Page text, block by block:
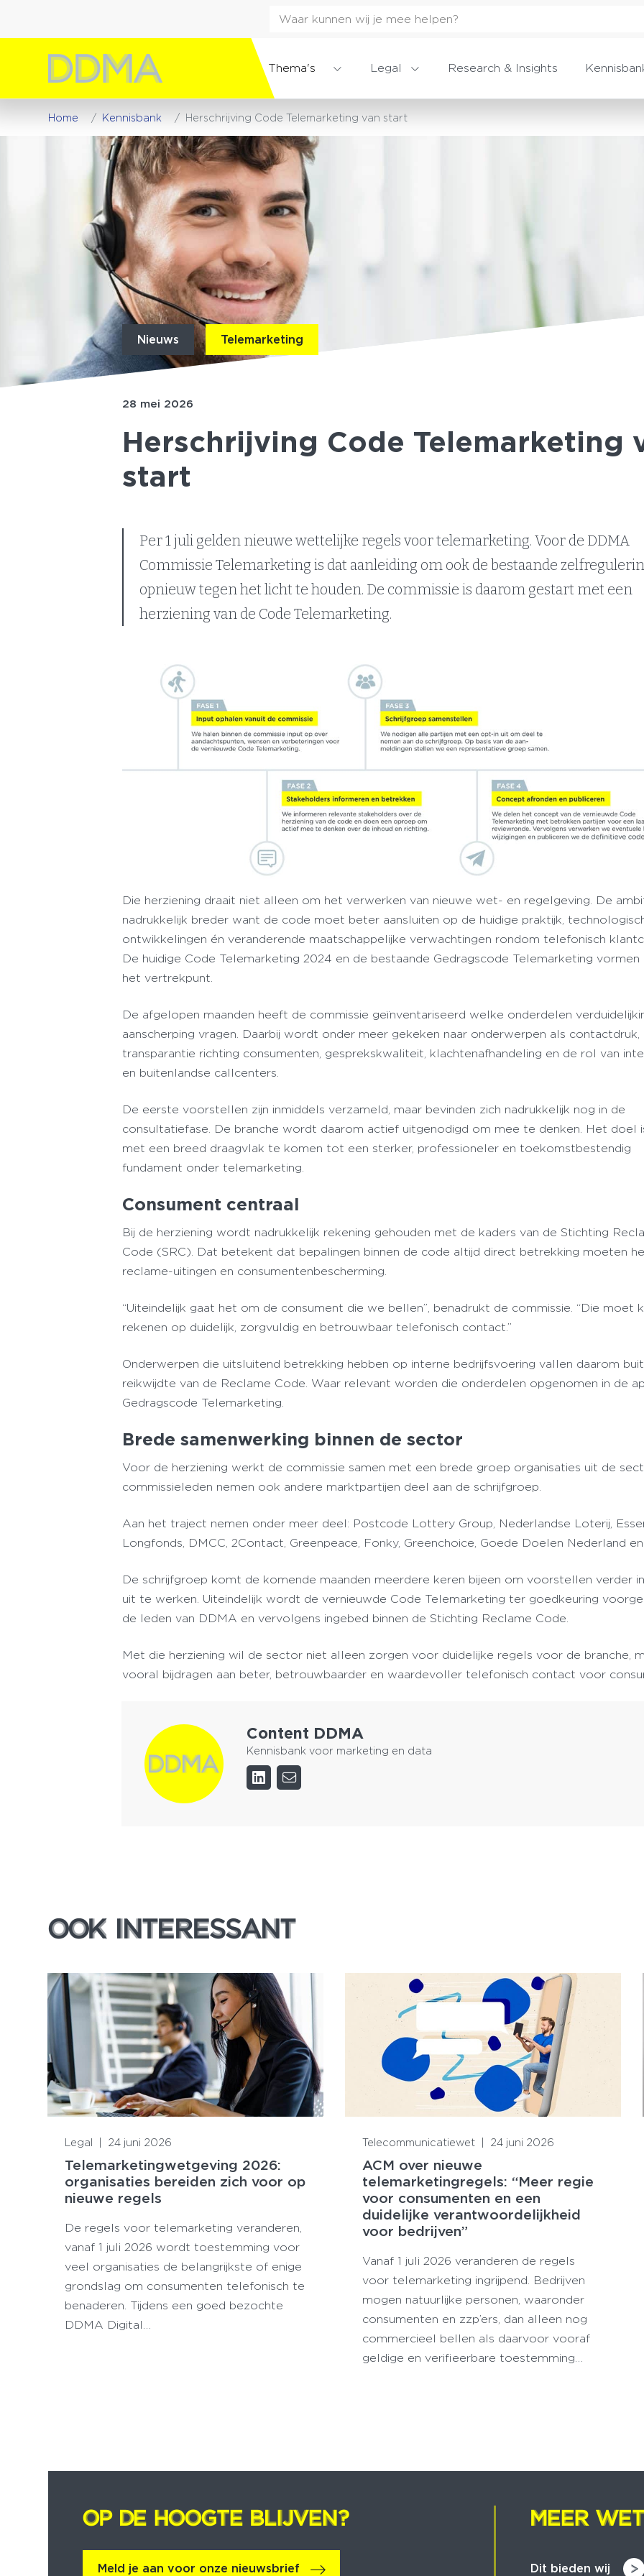
Thema's Legal Research & Insights
Home Kennisbank Herschrijving Code Telemarketing van start
Nieuws Telemarketing
28 mei 2026
Herschrijving Code Telemarketing
start
Per 1 juli gelden nieuwe wettelijke regels voor telemarketing. Voor de DDMA
Commissie Telemarketing is dat aanleiding om ook de bestaande
opnieuw tegen het licht te houden. De commissie is daarom gestart met een
herziening van de Code Telemarketing.
Die herziening draait niet alleen om het verwerken van nieuwe wet- en regelgeving. De
nadrukkelijk breder want de code moet beter aansluiten op de huidige praktijk,
ontwikkelingen én veranderende maatschappelijke verwachtingen rondom telefonisch
De huidige Code Telemarketing 2024 en de bestaande Gedragscode Telemarketing vormen
het vertrekpunt.
De afgelopen maanden heeft de commissie geïnventariseerd welke onderdelen
aanscherping vragen. Daarbij wordt onder meer gekeken naar onderwerpen als contactdruk,
transparantie richting consumenten, gesprekskwaliteit, klachtenafhandeling en de rol van
en buitenlandse callcenters.
De eerste voorstellen zijn inmiddels verzameld, maar bevinden zich nadrukkelijk nog in de
consultatiefase. De branche wordt daarom actief uitgenodigd om mee te denken. Het doel
met een breed draagvlak te komen tot een sterker, professioneler en toekomstbestendig
fundament onder telemarketing.
Consument centraal
Bij de herziening wordt nadrukkelijk rekening gehouden met de kaders van de Stichting
Code (SRC). Dat betekent dat bepalingen binnen de code altijd direct betrekking moeten
reclame-uitingen en consumentenbescherming.
“Uiteindelijk gaat het om de consument die we bellen”, benadrukt de commissie. “Die moet
rekenen op duidelijk, zorgvuldig en betrouwbaar telefonisch contact.”
Onderwerpen die uitsluitend betrekking hebben op interne bedrijfsvoering vallen daarom
reikwijdte van de Reclame Code. Waar relevant worden die onderdelen opgenomen in de
Gedragscode Telemarketing.
Brede samenwerking binnen de sector
Voor de herziening werkt de commissie samen met een brede groep organisaties uit de
commissieleden nemen ook andere marktpartijen deel aan de schrijfgroep.
Aan het traject nemen onder meer deel: Postcode Lottery Group, Nederlandse Loterij,
Longfonds, DMCC, 2Contact, Greenpeace, Fonky, Greenchoice, Goede Doelen Nederland en
De schrijfgroep komt de komende maanden meerdere keren bijeen om voorstellen verder
uit te werken. Uiteindelijk wordt de vernieuwde Code Telemarketing ter goedkeuring
de leden van DDMA en vervolgens ingebed binnen de Stichting Reclame Code.
Met die herziening wil de sector niet alleen zorgen voor duidelijke regels voor de branche,
vooral bijdragen aan beter, betrouwbaarder en waardevoller telefonisch contact voor
Content DDMA
Kennisbank voor marketing en data
OOK INTERESSANT
OOK INTERESSANT
Legal 24 juni 2026
Telemarketingwetgeving 2026:
organisaties bereiden zich voor op
nieuwe regels
De regels voor telemarketing veranderen,
vanaf 1 juli 2026 wordt toestemming voor
veel organisaties de belangrijkste of enige
grondslag om consumenten telefonisch te
benaderen. Tijdens een goed bezochte
DDMA Digital…
Telecommunicatiewet 24 juni 2026
ACM over nieuwe
telemarketingregels: “Meer regie
voor consumenten en een
duidelijke verantwoordelijkheid
voor bedrijven”
Vanaf 1 juli 2026 veranderen de regels
voor telemarketing ingrijpend. Bedrijven
mogen natuurlijke personen, waaronder
consumenten en zzp’ers, dan alleen nog
commercieel bellen als daarvoor vooraf
geldige en verifieerbare toestemming…
OP DE HOOGTE BLIJVEN?
OP DE HOOGTE BLIJVEN?
Meld je aan voor onze nieuwsbrief
MEER
MEER
Dit bieden wij